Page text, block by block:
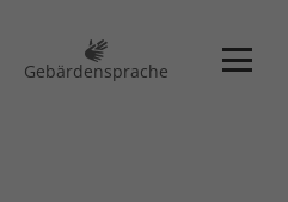
Gebärdensprache